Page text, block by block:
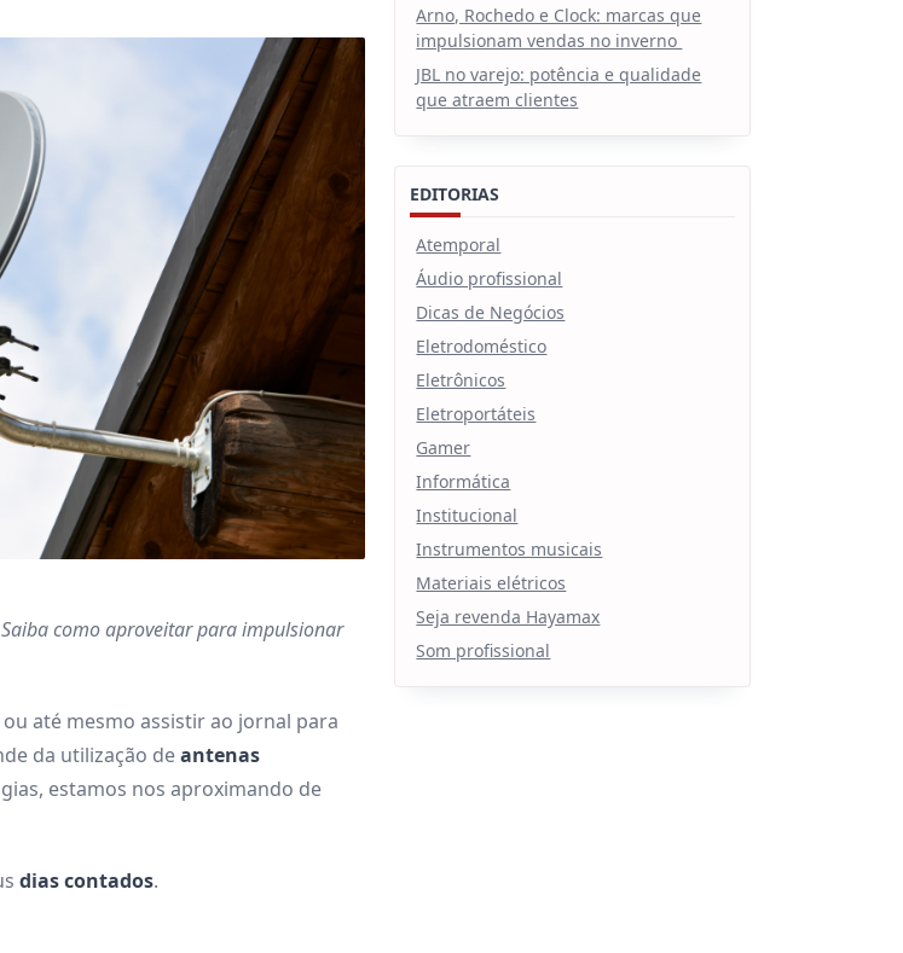
como aproveitar para impulsionar
até mesmo assistir ao jornal para
da utilização deantenas
estamos nos aproximando de
dias contados.
Arno, Rochedo e Clock: marcas que
impulsionam vendas no inverno
JBL no varejo: potência e qualidade
que atraem clientes
EDITORIAS
Atemporal
Áudio profissional
Dicas de Negócios
Eletrodoméstico
Eletrônicos
Eletroportáteis
Gamer
Informática
Institucional
Instrumentos musicais
Materiais elétricos
Seja revenda Hayamax
Som profissional